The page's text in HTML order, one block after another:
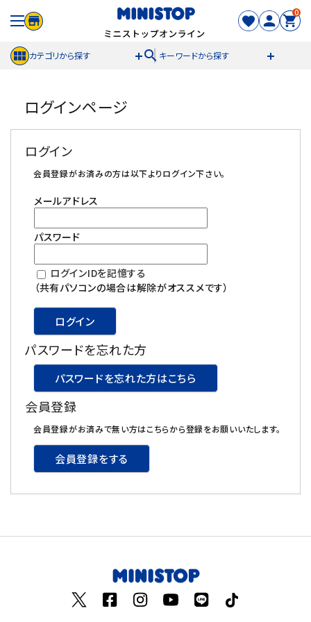
0
カテゴリから探す search キーワードから探す
meeting_room ログイン person 新規登録
セール商品
カテゴリから探す
冷凍食品
スイーツ
お菓子
酒類
日用品
ギフト
ログインページ
ログイン
会員登録がお済みの方は以下よりログイン下さい。
メールアドレス
パスワード
ログインIDを記憶する
（共有パソコンの場合は解除がオススメです）
ログイン
パスワードを忘れた方
パスワードを忘れた方はこちら
会員登録
会員登録がお済みで無い方はこちらから登録をお願いいたします。
会員登録をする